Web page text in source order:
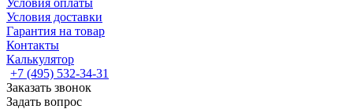
Условия оплаты
Условия доставки
Гарантия на товар
Контакты
Калькулятор
+7 (495) 532‑34‑31
Заказать звонок
Задать вопрос